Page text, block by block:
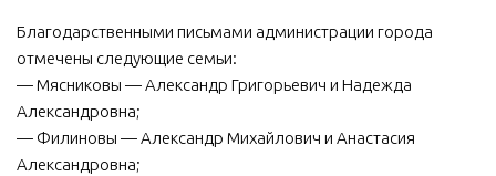
МБОУ ДО «Детская школа искусств»
МБОУ ДО «Детская музыкальная школа»
музей»
МБУ Парк культуры и отдыха им. И.В. Коротеева
Благодарственными письмами администрации города
отмечены следующие семьи:
— Мясниковы — Александр Григорьевич и Надежда
Александровна;
— Филиновы — Александр Михайлович и Анастасия
Александровна;